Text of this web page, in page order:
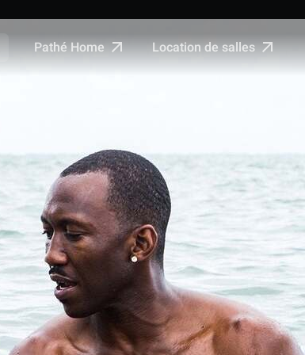
Pathé Home Location de salles